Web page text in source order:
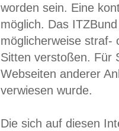
worden sein. Eine
möglich. Das
möglicherweise straf-
Sitten verstoßen. Für
Webseiten anderer
verwiesen wurde.
Die sich auf diesen